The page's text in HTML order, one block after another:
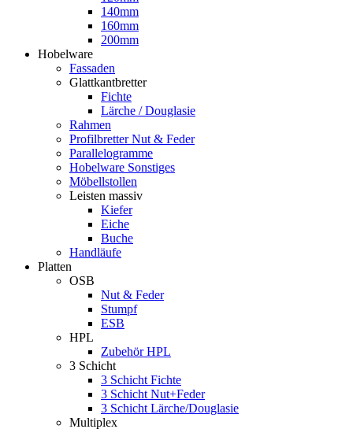
140mm
160mm
200mm
Hobelware
Fassaden
Glattkantbretter
Fichte
Lärche / Douglasie
Rahmen
Profilbretter Nut & Feder
Parallelogramme
Hobelware Sonstiges
Möbellstollen
Leisten massiv
Kiefer
Eiche
Buche
Handläufe
Platten
OSB
Nut & Feder
Stumpf
ESB
HPL
Zubehör HPL
3 Schicht
3 Schicht Fichte
3 Schicht Nut+Feder
3 Schicht Lärche/Douglasie
Multiplex